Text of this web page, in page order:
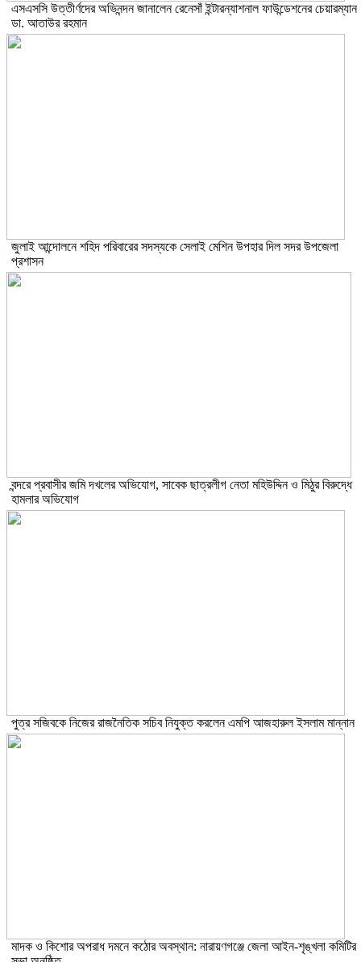
এসএসসি উত্তীর্ণদের অভিনন্দন জানালেন রেনেসাঁ ইন্টারন্যাশনাল ফাউন্ডেশনের চেয়ারম্যান
ডা. আতাউর রহমান
জুলাই আন্দোলনে শহিদ পরিবারের সদস্যকে সেলাই মেশিন উপহার দিল সদর উপজেলা
প্রশাসন
বন্দরে প্রবাসীর জমি দখলের অভিযোগ, সাবেক ছাত্রলীগ নেতা মহিউদ্দিন ও মিঠুর বিরুদ্ধে
হামলার অভিযোগ
পুত্র সজিবকে নিজের রাজনৈতিক সচিব নিযুক্ত করলেন এমপি আজহারুল ইসলাম মান্নান
মাদক ও কিশোর অপরাধ দমনে কঠোর অবস্থান: নারায়ণগঞ্জে জেলা আইন-শৃঙ্খলা কমিটির